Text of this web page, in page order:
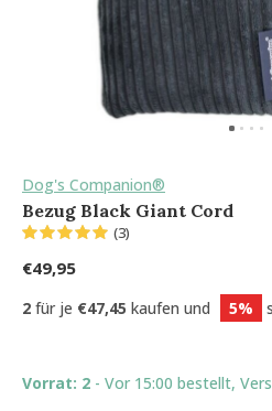
Dog's Companion®
Bezug Black Giant Cord
(3)
€49,95
2 für je €47,45 kaufen und 5%
Vorrat: 2 - Vor 15:00 bestellt,